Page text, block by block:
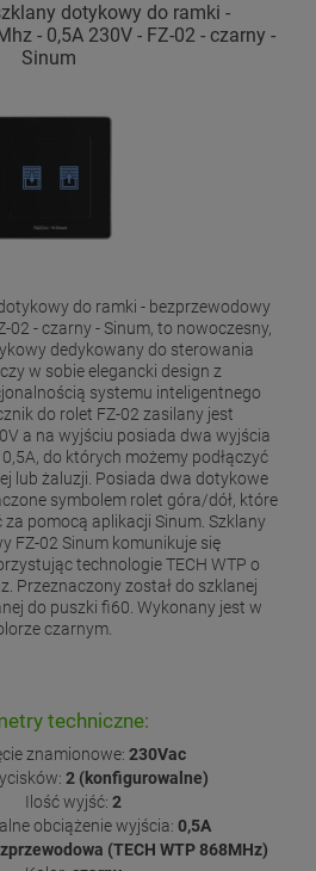
dotykowy do ramki -
- 0,5A 230V - FZ-02 - czarny -
Sinum
do ramki - bezprzewodowy
02 - czarny - Sinum, to nowoczesny,
dedykowany do sterowania
w sobie elegancki design z
systemu inteligentnego
do rolet FZ-02 zasilany jest
a na wyjściu posiada dwa wyjścia
do których możemy podłączyć
lub żaluzji. Posiada dwa dotykowe
symbolem rolet góra/dół, które
pomocą aplikacji Sinum. Szklany
FZ-02 Sinum komunikuje się
technologie TECH WTP o
Przeznaczony został do szklanej
do puszki fi60. Wykonany jest w
czarnym.
techniczne:
znamionowe: 230Vac
2 (konfigurowalne)
Ilość wyjść: 2
obciążenie wyjścia: 0,5A
(TECH WTP 868MHz)